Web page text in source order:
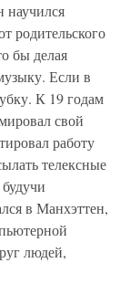
научился
родительского
бы делая
Если в
К 19 годам
свой
работу
телексные
в Манхэттен,
людей,